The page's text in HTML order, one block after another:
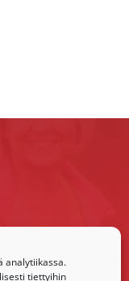
analytiikassa.
tiettyihin